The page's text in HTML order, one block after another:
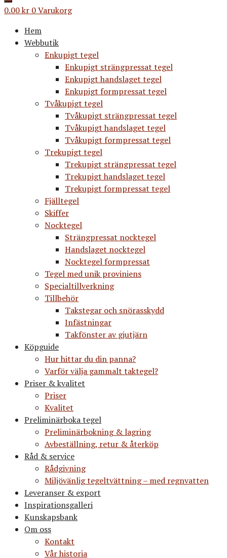
0.00kr 0Varukorg
Hem
Webbutik
Enkupigt tegel
Enkupigt strängpressat tegel
Enkupigt handslaget tegel
Enkupigt formpressat tegel
Tvåkupigt tegel
Tvåkupigt strängpressat tegel
Tvåkupigt handslaget tegel
Tvåkupigt formpressat tegel
Trekupigt tegel
Trekupigt strängpressat tegel
Trekupigt handslaget tegel
Trekupigt formpressat tegel
Fjälltegel
Skiffer
Nocktegel
Strängpressat nocktegel
Handslaget nocktegel
Nocktegel formpressat
Tegel med unik proviniens
Specialtillverkning
Tillbehör
Takstegar och snörasskydd
Infästningar
Takfönster av gjutjärn
Köpguide
Hur hittar du din panna?
Varför välja gammalt taktegel?
Priser & kvalitet
Priser
Kvalitet
Preliminärboka tegel
Preliminärbokning & lagring
Avbeställning, retur & återköp
Råd & service
Rådgivning
Miljövänlig tegeltvättning – med regnvatten
Leveranser & export
Inspirationsgalleri
Kunskapsbank
Om oss
Kontakt
Vår historia